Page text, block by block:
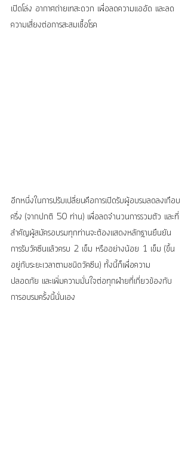
เปิดโล่ง อากาศถ่ายเทสะดวก เพื่อลดความแออัด และลด
ความเสี่ยงต่อการสะสมเชื้อโรค
อีกหนึ่งในการปรับเปลี่ยนคือการเปิดรับผู้อบรมลดลงเกือบ
ครึ่ง (จากปกติ 50 ท่าน) เพื่อลดจำนวนการรวมตัว และที่
สำคัญผู้สมัครอบรมทุกท่านจะต้องแสดงหลักฐานยืนยัน
การรับวัคซีนแล้วครบ 2 เข็ม หรืออย่างน้อย 1 เข็ม (ขึ้น
อยู่กับระยะเวลาตามชนิดวัคซีน) ทั้งนี้ก็เพื่อความ
ปลอดภัย และเพิ่มความมั่นใจต่อทุกฝ่ายที่เกี่ยวข้องกับ
การอบรมครั้งนี้นั่นเอง